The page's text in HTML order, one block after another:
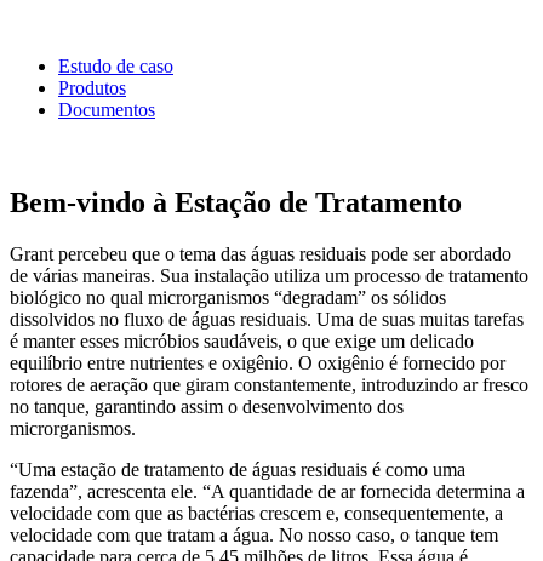
Estudo de caso
Produtos
Documentos
Bem-vindo à Estação de Tratamento
Grant percebeu que o tema das águas residuais pode ser abordado
de várias maneiras. Sua instalação utiliza um processo de tratamento
biológico no qual microrganismos “degradam” os sólidos
dissolvidos no fluxo de águas residuais. Uma de suas muitas tarefas
é manter esses micróbios saudáveis, o que exige um delicado
equilíbrio entre nutrientes e oxigênio. O oxigênio é fornecido por
rotores de aeração que giram constantemente, introduzindo ar fresco
no tanque, garantindo assim o desenvolvimento dos
microrganismos.
“Uma estação de tratamento de águas residuais é como uma
fazenda”, acrescenta ele. “A quantidade de ar fornecida determina a
velocidade com que as bactérias crescem e, consequentemente, a
velocidade com que tratam a água. No nosso caso, o tanque tem
capacidade para cerca de 5,45 milhões de litros. Essa água é